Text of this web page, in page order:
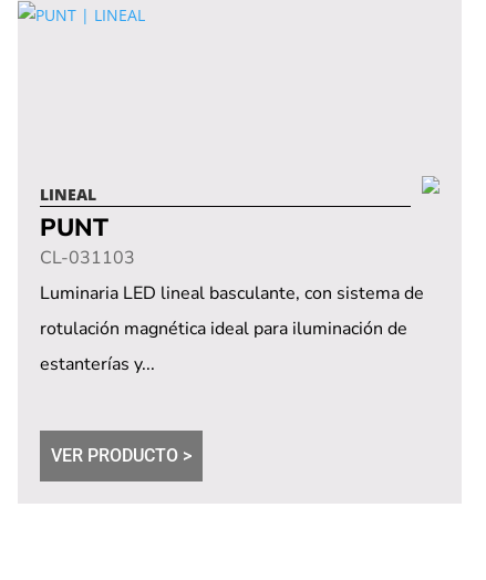
LINEAL
PUNT
CL-031103
Luminaria LED lineal basculante, con sistema de
rotulación magnética ideal para iluminación de
estanterías y...
VER PRODUCTO >